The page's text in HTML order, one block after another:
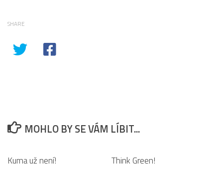
SHARE
MOHLO BY SE VÁM LÍBIT...
Kuma už není! Think Green!